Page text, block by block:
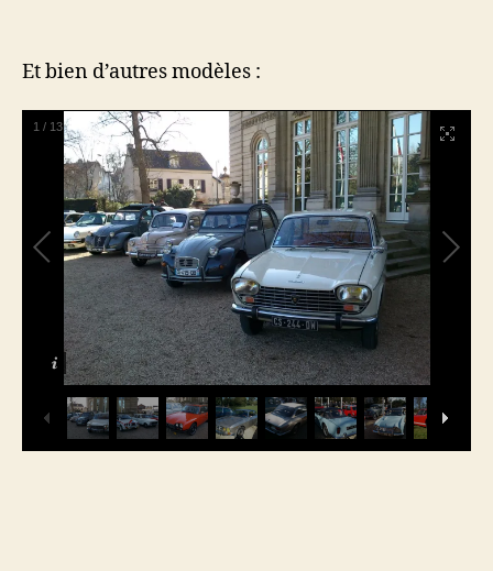
Et bien d’autres modèles :
1 / 13